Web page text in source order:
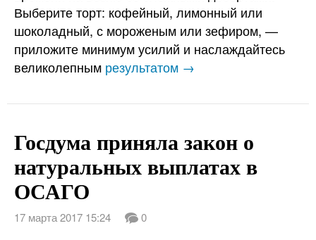
Выберите торт: кофейный, лимонный или
шоколадный, с мороженым или зефиром, —
приложите минимум усилий и наслаждайтесь
великолепным результатом →
Госдума приняла закон о
натуральных выплатах в
ОСАГО
17 марта 2017 15:24 0